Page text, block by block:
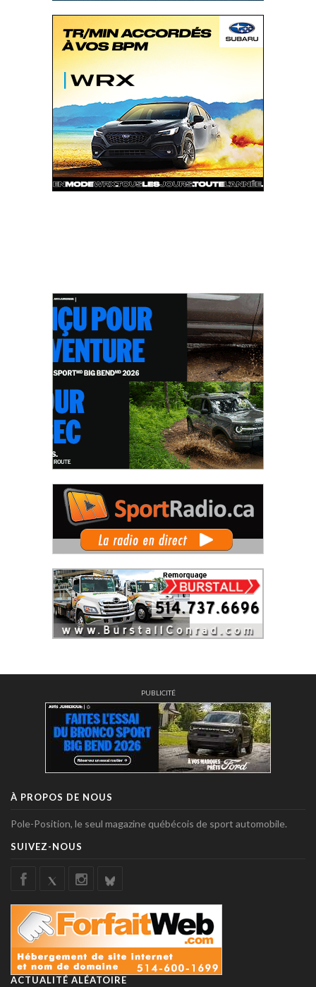
PUBLICITÉ
À PROPOS DE NOUS
Pole-Position, le seul magazine québécois de sport automobile.
SUIVEZ-NOUS
ACTUALITÉ ALÉATOIRE